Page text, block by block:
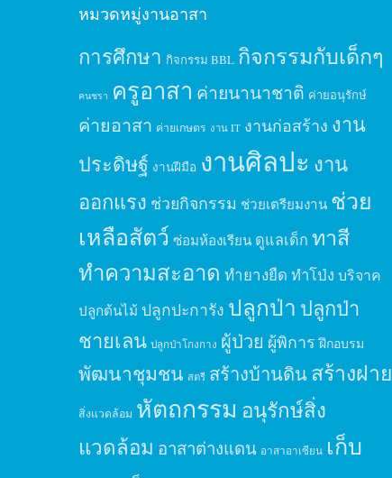
หมวดหมู่งานอาสา
การศึกษา กิจกรรม BBL กิจกรรมกับเด็กๆ
คนชรา ครูอาสา ค่ายนานาชาติ ค่ายอนุรักษ์
ค่ายอาสา ค่ายเกษตร งาน IT งานก่อสร้าง งาน
ประดิษฐ์ งานฝีมือ งานศิลปะ งาน
ออกแรง ช่วยกิจกรรม ช่วยเตรียมงาน ช่วย
เหลือสัตว์ ซ่อมห้องเรียน ดูแลเด็ก ทาสี
ทำความสะอาด ทำยางยืด ทำโป่ง บริจาค
ปลูกต้นไม้ ปลูกปะการัง ปลูกป่า ปลูกป่า
ชายเลน ปลูกป่าโกงกาง ผู้ป่วย ผู้พิการ ฝึกอบรม
พัฒนาชุมชน สตรี สร้างบ้านดินสร้างฝาย
สิ่งแวดล้อม หัตถกรรม อนุรักษ์สิ่ง
แวดล้อม อาสาต่างแดน อาสาอาเซียน เก็บ